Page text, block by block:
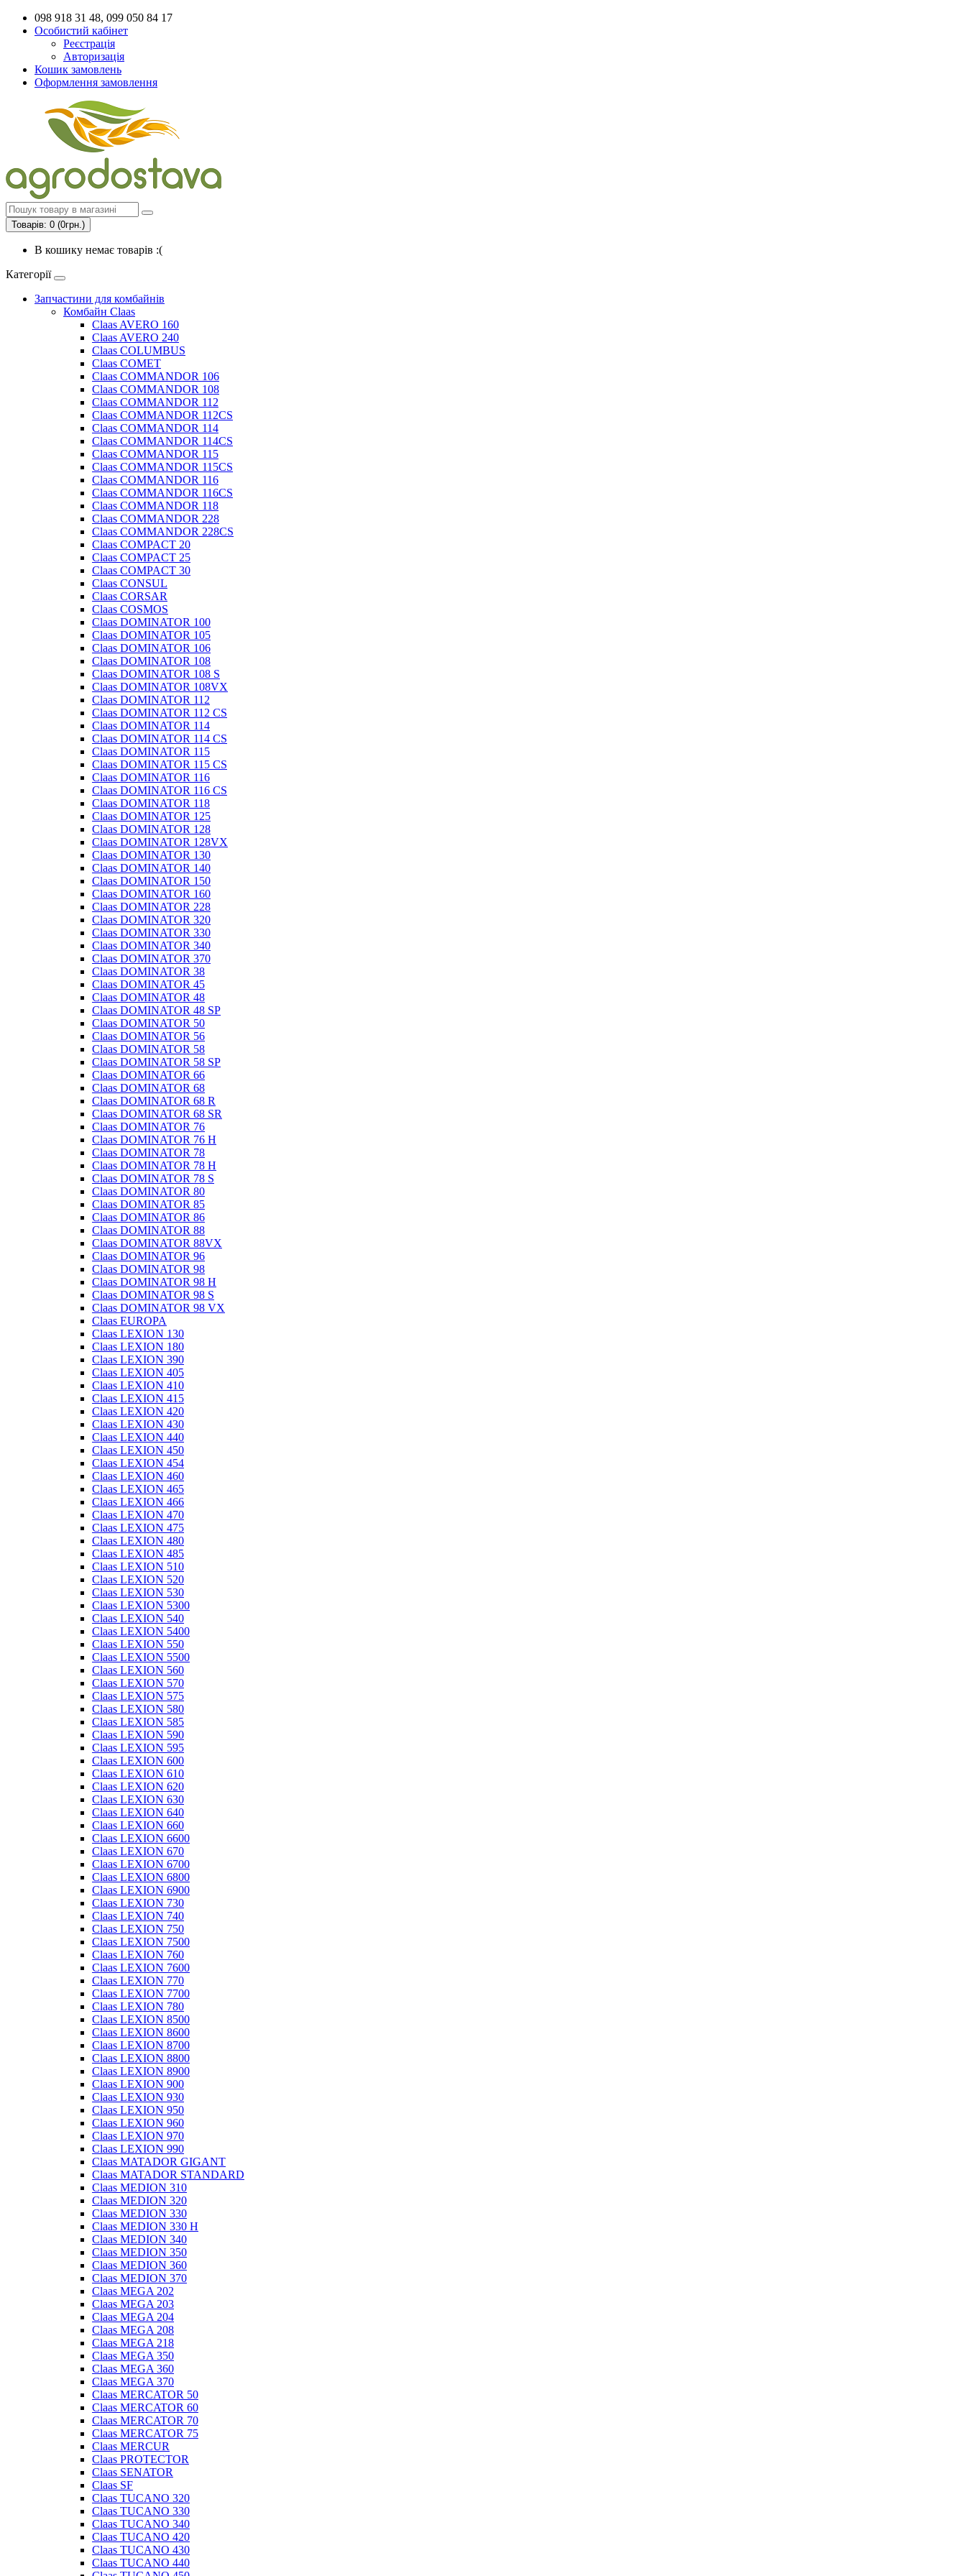
098 918 31 48, 099 050 84 17
Особистий кабінет
Реєстрація
Авторизація
Кошик замовлень
Оформлення замовлення
Товарів: 0 (0грн.)
В кошику немає товарів :(
Категорії
Запчастини для комбайнів
Комбайн Claas
Claas AVERO 160
Claas AVERO 240
Claas COLUMBUS
Claas COMET
Claas COMMANDOR 106
Claas COMMANDOR 108
Claas COMMANDOR 112
Claas COMMANDOR 112CS
Claas COMMANDOR 114
Claas COMMANDOR 114CS
Claas COMMANDOR 115
Claas COMMANDOR 115CS
Claas COMMANDOR 116
Claas COMMANDOR 116CS
Claas COMMANDOR 118
Claas COMMANDOR 228
Claas COMMANDOR 228CS
Claas COMPACT 20
Claas COMPACT 25
Claas COMPACT 30
Claas CONSUL
Claas CORSAR
Claas COSMOS
Claas DOMINATOR 100
Claas DOMINATOR 105
Claas DOMINATOR 106
Claas DOMINATOR 108
Claas DOMINATOR 108 S
Claas DOMINATOR 108VX
Claas DOMINATOR 112
Claas DOMINATOR 112 CS
Claas DOMINATOR 114
Claas DOMINATOR 114 CS
Claas DOMINATOR 115
Claas DOMINATOR 115 CS
Claas DOMINATOR 116
Claas DOMINATOR 116 CS
Claas DOMINATOR 118
Claas DOMINATOR 125
Claas DOMINATOR 128
Claas DOMINATOR 128VX
Claas DOMINATOR 130
Claas DOMINATOR 140
Claas DOMINATOR 150
Claas DOMINATOR 160
Claas DOMINATOR 228
Claas DOMINATOR 320
Claas DOMINATOR 330
Claas DOMINATOR 340
Claas DOMINATOR 370
Claas DOMINATOR 38
Claas DOMINATOR 45
Claas DOMINATOR 48
Claas DOMINATOR 48 SP
Claas DOMINATOR 50
Claas DOMINATOR 56
Claas DOMINATOR 58
Claas DOMINATOR 58 SP
Claas DOMINATOR 66
Claas DOMINATOR 68
Claas DOMINATOR 68 R
Claas DOMINATOR 68 SR
Claas DOMINATOR 76
Claas DOMINATOR 76 H
Claas DOMINATOR 78
Claas DOMINATOR 78 H
Claas DOMINATOR 78 S
Claas DOMINATOR 80
Claas DOMINATOR 85
Claas DOMINATOR 86
Claas DOMINATOR 88
Claas DOMINATOR 88VX
Claas DOMINATOR 96
Claas DOMINATOR 98
Claas DOMINATOR 98 H
Claas DOMINATOR 98 S
Claas DOMINATOR 98 VX
Claas EUROPA
Claas LEXION 130
Claas LEXION 180
Claas LEXION 390
Claas LEXION 405
Claas LEXION 410
Claas LEXION 415
Claas LEXION 420
Claas LEXION 430
Claas LEXION 440
Claas LEXION 450
Claas LEXION 454
Claas LEXION 460
Claas LEXION 465
Claas LEXION 466
Claas LEXION 470
Claas LEXION 475
Claas LEXION 480
Claas LEXION 485
Claas LEXION 510
Claas LEXION 520
Claas LEXION 530
Claas LEXION 5300
Claas LEXION 540
Claas LEXION 5400
Claas LEXION 550
Claas LEXION 5500
Claas LEXION 560
Claas LEXION 570
Claas LEXION 575
Claas LEXION 580
Claas LEXION 585
Claas LEXION 590
Claas LEXION 595
Claas LEXION 600
Claas LEXION 610
Claas LEXION 620
Claas LEXION 630
Claas LEXION 640
Claas LEXION 660
Claas LEXION 6600
Claas LEXION 670
Claas LEXION 6700
Claas LEXION 6800
Claas LEXION 6900
Claas LEXION 730
Claas LEXION 740
Claas LEXION 750
Claas LEXION 7500
Claas LEXION 760
Claas LEXION 7600
Claas LEXION 770
Claas LEXION 7700
Claas LEXION 780
Claas LEXION 8500
Claas LEXION 8600
Claas LEXION 8700
Claas LEXION 8800
Claas LEXION 8900
Claas LEXION 900
Claas LEXION 930
Claas LEXION 950
Claas LEXION 960
Claas LEXION 970
Claas LEXION 990
Claas MATADOR GIGANT
Claas MATADOR STANDARD
Claas MEDION 310
Claas MEDION 320
Claas MEDION 330
Claas MEDION 330 H
Claas MEDION 340
Claas MEDION 350
Claas MEDION 360
Claas MEDION 370
Claas MEGA 202
Claas MEGA 203
Claas MEGA 204
Claas MEGA 208
Claas MEGA 218
Claas MEGA 350
Claas MEGA 360
Claas MEGA 370
Claas MERCATOR 50
Claas MERCATOR 60
Claas MERCATOR 70
Claas MERCATOR 75
Claas MERCUR
Claas PROTECTOR
Claas SENATOR
Claas SF
Claas TUCANO 320
Claas TUCANO 330
Claas TUCANO 340
Claas TUCANO 420
Claas TUCANO 430
Claas TUCANO 440